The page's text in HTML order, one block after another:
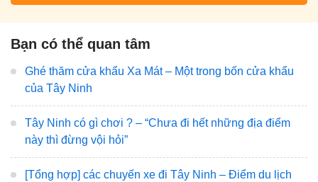
Bạn có thể quan tâm
Ghé thăm cửa khẩu Xa Mát – Một trong bốn cửa khẩu
của Tây Ninh
Tây Ninh có gì chơi ? – “Chưa đi hết những địa điểm
này thì đừng vội hỏi”
[Tổng hợp] các chuyến xe đi Tây Ninh – Điểm du lịch